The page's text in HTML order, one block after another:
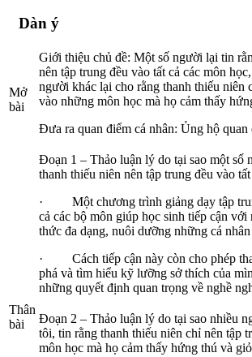
Dàn ý
Mở
bài
Giới thiệu chủ đề: Một số người lại tin
nên tập trung đều vào tất cả các môn
người khác lại cho rằng thanh thiếu niên
vào những môn học mà họ cảm thấy
Đưa ra quan điểm cá nhân: Ủng hộ quan
Thân
bài
Đoạn 1 – Thảo luận lý do tại sao một số
thanh thiếu niên nên tập trung đều vào
· Một chương trình giảng dạy tập
cả các bộ môn giúp học sinh tiếp cận với
thức đa dạng, nuôi dưỡng những cá
· Cách tiếp cận này còn cho phép
phá và tìm hiểu kỹ lưỡng sở thích của
những quyết định quan trọng về nghề
Đoạn 2 – Thảo luận lý do tại sao nhiều
tôi, tin rằng thanh thiếu niên chỉ nên tập
môn học mà họ cảm thấy hứng thú và